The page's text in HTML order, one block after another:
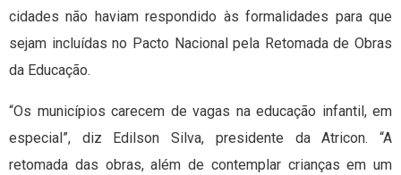
cidades não haviam respondido às formalidades para que
sejam incluídas no Pacto Nacional pela Retomada de Obras
da Educação.
“Os municípios carecem de vagas na educação infantil, em
especial”, diz Edilson Silva, presidente da Atricon. “A
retomada das obras, além de contemplar crianças em um